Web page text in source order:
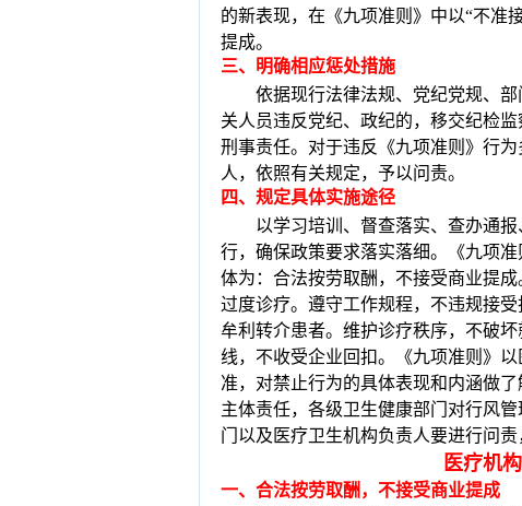
的新表现，在《九项准则》中以“不准
提成。
三、 明确相应惩处措施
依据现行法律法规、党纪党规、
关人员违反党纪、政纪的，移交纪检
刑事责任。对于违反《九项准则》行
人，依照有关规定，予以问责。
四、 规定具体实施途径
以学习培训、督查落实、查办通
行，确保政策要求落实落细。
《九项
体为：合法按劳取酬，不接受商业提
过度诊疗。遵守工作规程，不违规接
牟利转介患者。维护诊疗秩序，不破
线，不收受企业回扣。
《九项准则》
准，对禁止行为的具体表现和内涵做
主体责任，各级卫生健康部门对行风
门以及医疗卫生机构负责人要进行问
医疗机
一、合法按劳取酬，不接受商业提成